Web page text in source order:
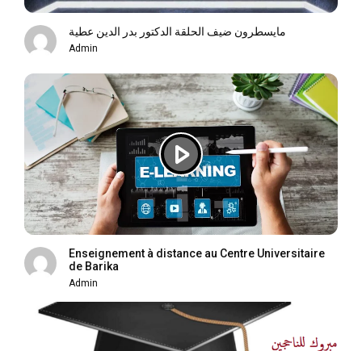
مايسطرون ضيف الحلقة الدكتور بدر الدين عطية
Admin
Enseignement à distance au Centre Universitaire
de Barika
Admin